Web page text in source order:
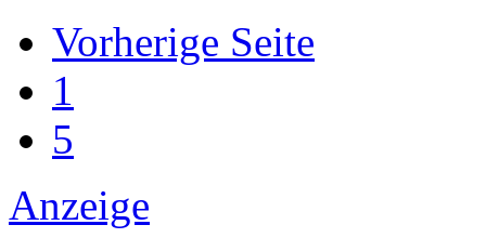
Vorherige Seite
1
5
Anzeige